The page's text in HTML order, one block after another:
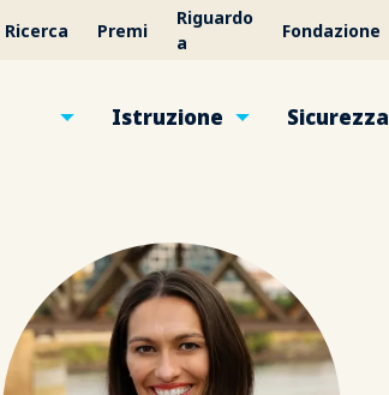
Ricerca Premi
Riguardo
a
Fondazione
Istruzione Sicurezza